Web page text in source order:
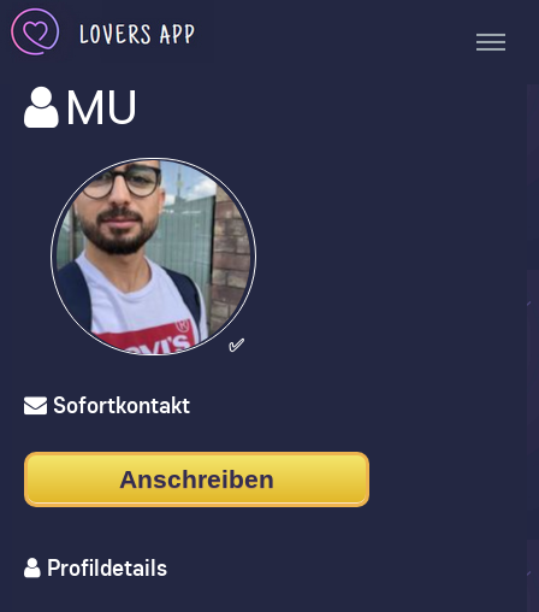
MU
✅
Sofortkontakt
Anschreiben
Profildetails